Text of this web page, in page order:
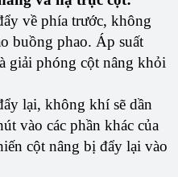
về phía trước, không
buồng phao. Áp suất
giải phóng cột nâng khỏi
lại, không khí sẽ dần
vào các phần khác của
cột nâng bị đẩy lại vào